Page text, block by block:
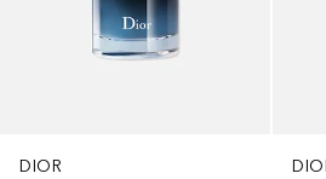
DIOR